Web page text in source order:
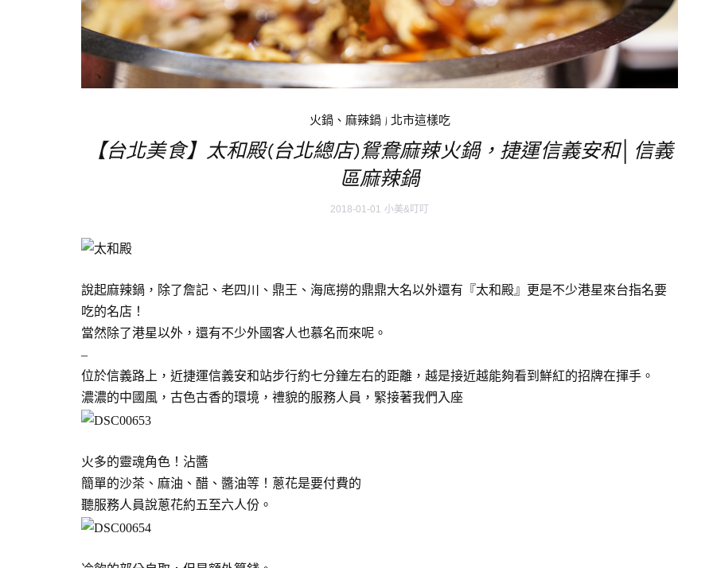
火鍋、麻辣鍋| 北市這樣吃
【台北美食】太和殿(台北總店)鴛鴦麻辣火鍋，捷運信義安和│信義
區麻辣鍋
2018-01-01 小美&叮叮
說起麻辣鍋，除了詹記、老四川、鼎王、海底撈的鼎鼎大名以外還有『太和殿』更是不少港星來台指名要
吃的名店！
當然除了港星以外，還有不少外國客人也慕名而來呢。
–
位於信義路上，近捷運信義安和站步行約七分鐘左右的距離，越是接近越能夠看到鮮紅的招牌在揮手。
濃濃的中國風，古色古香的環境，禮貌的服務人員，緊接著我們入座
火多的靈魂角色！沾醬
簡單的沙茶、麻油、醋、醬油等！蔥花是要付費的
聽服務人員說蔥花約五至六人份。